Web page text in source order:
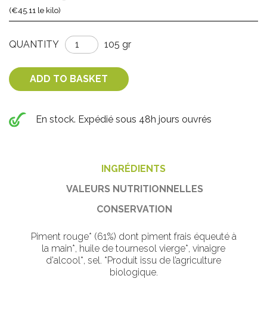
(€45.11 le kilo)
QUANTITY 105 gr
ADD TO BASKET
En stock. Expédié sous 48h jours ouvrés
INGRÉDIENTS
VALEURS NUTRITIONNELLES
CONSERVATION
Piment rouge* (61%) dont piment frais équeuté à
la main*, huile de tournesol vierge*, vinaigre
d'alcool*, sel. *Produit issu de l’agriculture
biologique.